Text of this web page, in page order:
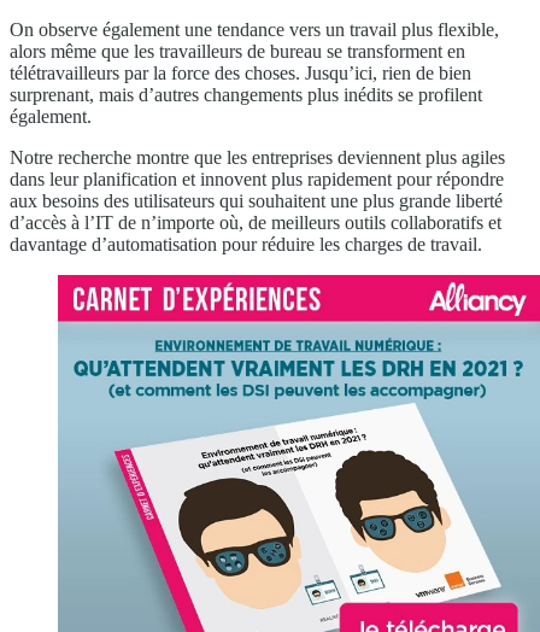
On observe également une tendance vers un travail plus flexible,
alors même que les travailleurs de bureau se transforment en
télétravailleurs par la force des choses. Jusqu’ici, rien de bien
surprenant, mais d’autres changements plus inédits se profilent
également.
Notre recherche montre que les entreprises deviennent plus agiles
dans leur planification et innovent plus rapidement pour répondre
aux besoins des utilisateurs qui souhaitent une plus grande liberté
d’accès à l’IT de n’importe où, de meilleurs outils collaboratifs et
davantage d’automatisation pour réduire les charges de travail.